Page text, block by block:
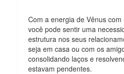
Com a energia de Vênus
você pode sentir uma
estrutura nos seus
seja em casa ou com os
consolidando laços e
estavam pendentes.